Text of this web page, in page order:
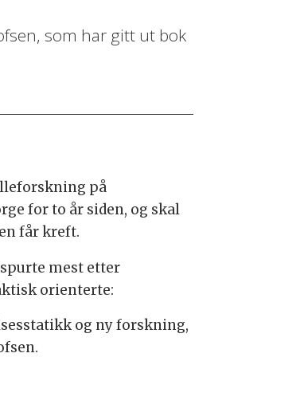
som har gitt ut bok
på
for to år siden, og skal
får kreft.
mest etter
orienterte:
og ny forskning,